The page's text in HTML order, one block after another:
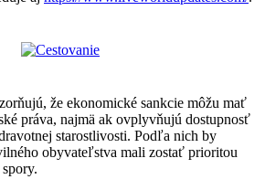
že ekonomické sankcie môžu mať
práva, najmä ak ovplyvňujú dostupnosť
starostlivosti. Podľa nich by
obyvateľstva mali zostať prioritou